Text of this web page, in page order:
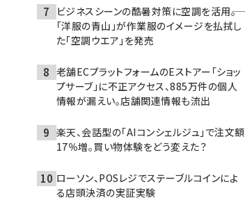
ビジネスシーンの酷暑対策に空調を活用――。
「洋服の青山」が作業服のイメージを払拭し
た「空調ウエア」を発売
老舗ECプラットフォームのEストアー「ショッ
プサーブ」に不正アクセス、885万件の個人
情報が漏えい。店舗関連情報も流出
楽天、会話型の「AIコンシェルジュ」で注文額
17％増。買い物体験をどう変えた？
ローソン、POSレジでステーブルコインによ
る店頭決済の実証実験